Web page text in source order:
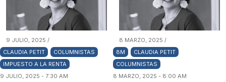
9 JULIO, 2025 /
CLAUDIA PETIT
COLUMNISTAS
IMPUESTO A LA RENTA
9 JULIO, 2025 - 7:30 AM
8 MARZO, 2025 /
8M
CLAUDIA PETIT
COLUMNISTAS
8 MARZO, 2025 - 8:00 AM